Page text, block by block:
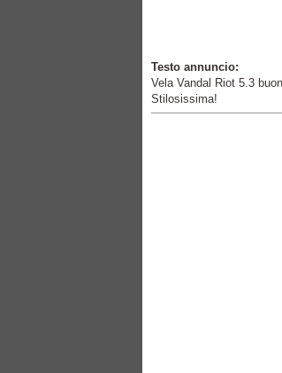
Testo annuncio:
Vela Vandal Riot 5.3
Stilosissima!